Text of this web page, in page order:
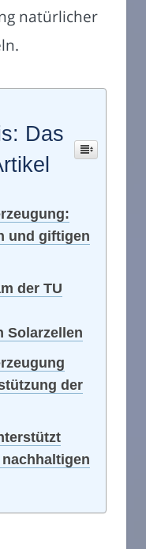
natürlicher
Das
und giftigen
der TU
Solarzellen
der